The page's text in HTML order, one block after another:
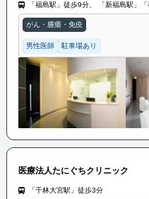
「福島駅」徒歩9分、 「新福島駅」
がん・腫瘍・免疫
男性医師 駐車場あり
医療法人たにぐちクリニック
「千林大宮駅」徒歩3分